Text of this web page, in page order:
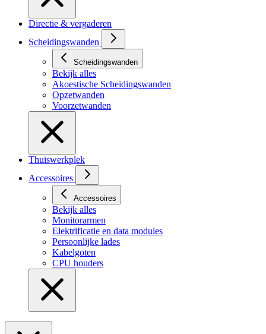
Directie & vergaderen
Scheidingswanden
Scheidingswanden
Bekijk alles
Akoestische Scheidingswanden
Opzetwanden
Voorzetwanden
Thuiswerkplek
Accessoires
Accessoires
Bekijk alles
Monitorarmen
Elektrificatie en data modules
Persoonlijke lades
Kabelgoten
CPU houders